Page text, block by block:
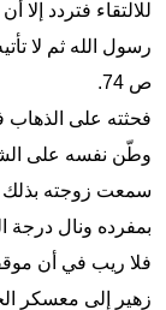
للالتقاء فتردد
رسول الله ثم لا
ص 74.
فحثته على
وطّن نفسه على
سمعت زوجته بذلك
بمفرده ونال درجة
فلا ریب في أن
زهير إلى معسكر